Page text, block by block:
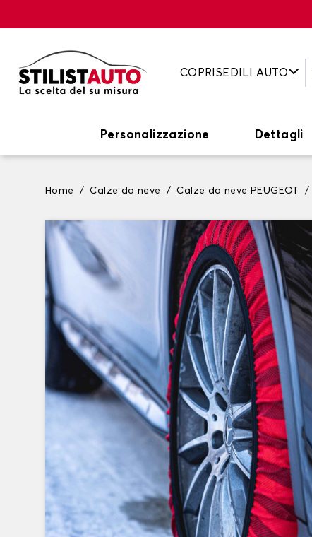
COPRISEDILI AUTO
Personalizzazione Dettagli
Home Calze da neve Calze da neve PEUGEOT